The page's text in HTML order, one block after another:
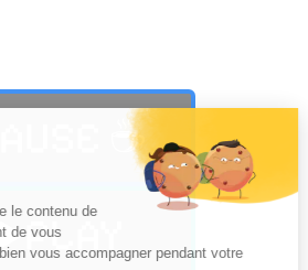
PAUSE ☕️
PLAY